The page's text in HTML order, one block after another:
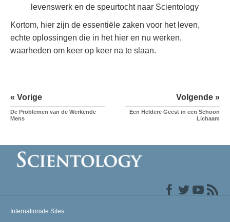
levenswerk en de speurtocht naar Scientology
Kortom, hier zijn de essentiële zaken voor het leven,
echte oplossingen die in het hier en nu werken,
waarheden om keer op keer na te slaan.
« Vorige
De Problemen van de Werkende
Mens
Volgende »
Een Heldere Geest in een Schoon
Lichaam
Internationale Sites